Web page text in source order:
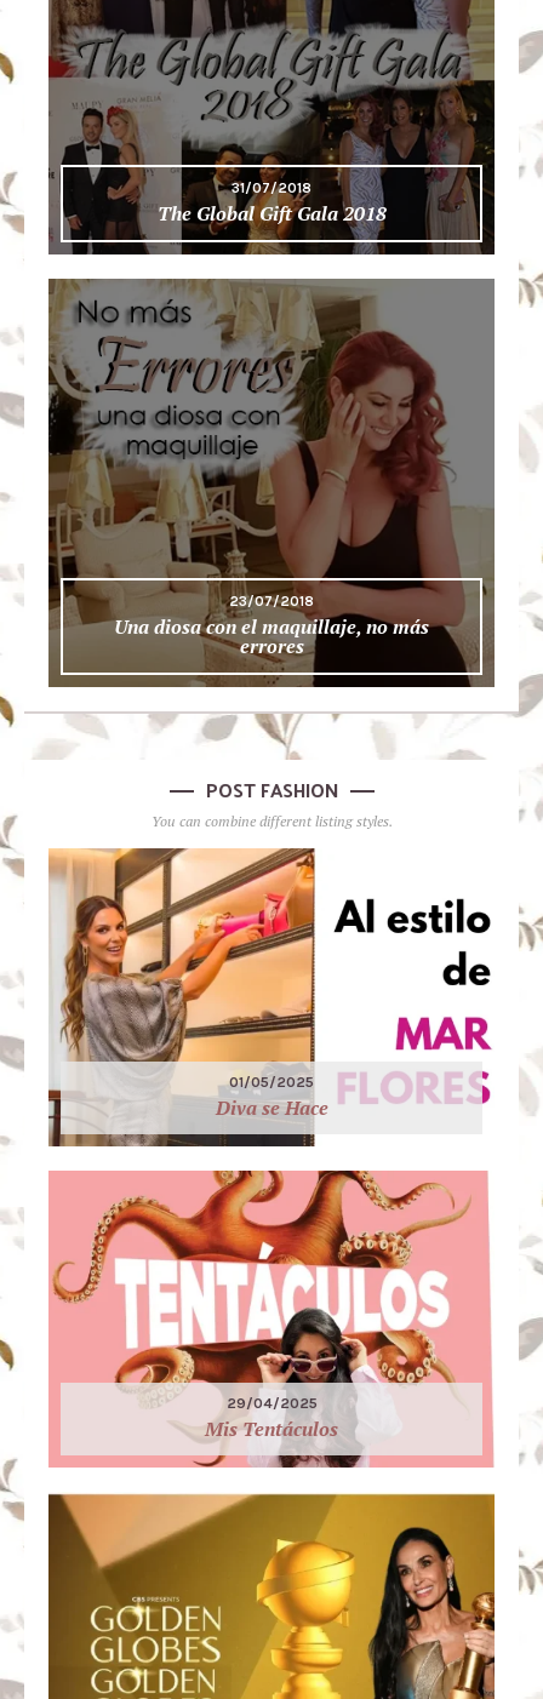
31/07/2018
The Global Gift Gala 2018
23/07/2018
Una diosa con el maquillaje, no más
errores
POST FASHION
You can combine different listing styles.
01/05/2025
Diva se Hace
29/04/2025
Mis Tentáculos